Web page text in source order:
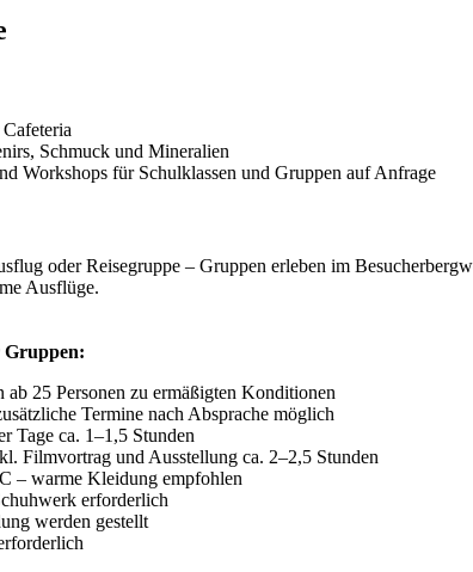
Schmuck und Mineralien
Workshops für Schulklassen und Gruppen auf Anfrage
oder Reisegruppe – Gruppen erleben im
Ausflüge.
25 Personen zu ermäßigten Konditionen
Termine nach Absprache möglich
Tage ca. 1–1,5 Stunden
Filmvortrag und Ausstellung ca. 2–2,5 Stunden
– warme Kleidung empfohlen
erforderlich
werden gestellt